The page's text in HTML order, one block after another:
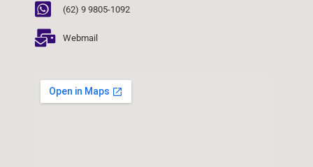
(62) 9 9805-1092
Webmail